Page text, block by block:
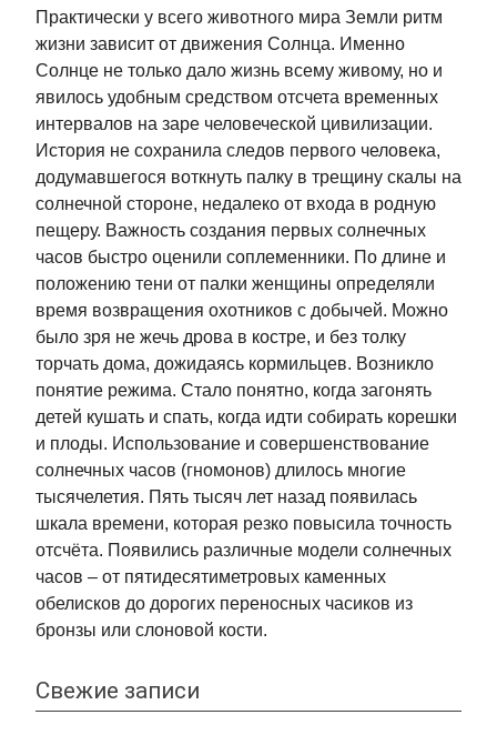
Практически у всего животного мира Земли ритм
жизни зависит от движения Солнца. Именно
Солнце не только дало жизнь всему живому, но и
явилось удобным средством отсчета временных
интервалов на заре человеческой цивилизации.
История не сохранила следов первого человека,
додумавшегося воткнуть палку в трещину скалы на
солнечной стороне, недалеко от входа в родную
пещеру. Важность создания первых солнечных
часов быстро оценили соплеменники. По длине и
положению тени от палки женщины определяли
время возвращения охотников с добычей. Можно
было зря не жечь дрова в костре, и без толку
торчать дома, дожидаясь кормильцев. Возникло
понятие режима. Стало понятно, когда загонять
детей кушать и спать, когда идти собирать корешки
и плоды. Использование и совершенствование
солнечных часов (гномонов) длилось многие
тысячелетия. Пять тысяч лет назад появилась
шкала времени, которая резко повысила точность
отсчёта. Появились различные модели солнечных
часов – от пятидесятиметровых каменных
обелисков до дорогих переносных часиков из
бронзы или слоновой кости.
Свежие записи